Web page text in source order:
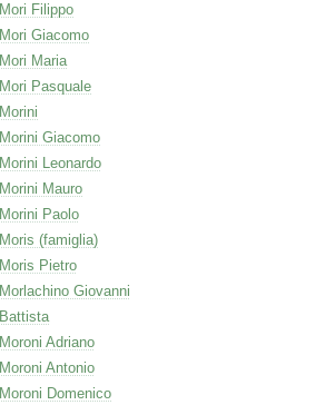
Mori Filippo
Mori Giacomo
Mori Maria
Mori Pasquale
Morini
Morini Giacomo
Morini Leonardo
Morini Mauro
Morini Paolo
Moris (famiglia)
Moris Pietro
Morlachino Giovanni
Battista
Moroni Adriano
Moroni Antonio
Moroni Domenico